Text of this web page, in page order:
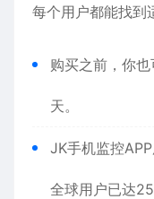
每个用户都能找到
购买之前，你
天。
JK手机监控
全球用户已达